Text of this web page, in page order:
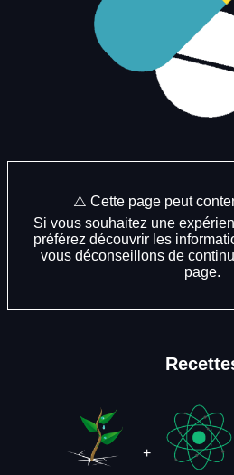
⚠️ Cette page peut
Si vous souhaitez une
préférez découvrir les
vous déconseillons de
page.
+